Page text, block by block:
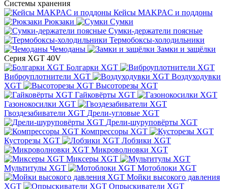
Системы хранения
Кейсы MAKPAC и поддоны
Рюкзаки
Сумки
Сумки-держатели поясные
Термобоксы-холодильники
Чемоданы
Замки и защёлки
Серия XGT 40V
Болгарки XGT
Виброуплотнители XGT
Воздуходувки
XGT
Высоторезы XGT
Гайковёрты XGT
Газонокосилки XGT
Гвоздезабиватели XGT Дрели-угловые XGT
Дрели-шуруповёрты XGT
Компрессоры XGT
Кусторезы XGT
Лобзики XGT
Микроволновки XGT
Миксеры XGT
Мультитулы XGT
Мотоблоки XGT
Мойки высокого давления
XGT
Опрыскиватели XGT